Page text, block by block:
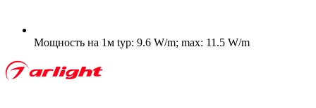
Мощность на 1м typ: 9.6 W/m; max: 11.5 W/m